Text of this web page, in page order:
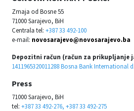
Zmaja od Bosne 55
71000 Sarajevo, BiH
Centrala tel: +387 33 492-100
e-mail: novosarajevo@novosarajevo.ba
Depozitni račun (račun za prikupljanje
1411965320011288 Bosna Bank International
Press
71000 Sarajevo, BiH
tel: +387 33 492-276, +387 33 492-275